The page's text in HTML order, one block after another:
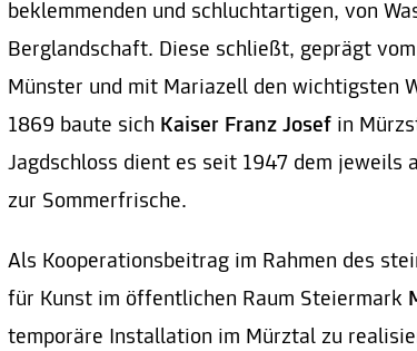
beklemmenden und schluchtartigen, von
Berglandschaft. Diese schließt, geprägt
Münster und mit Mariazell den wichtigsten
1869 baute sich Kaiser Franz Josef in
Jagdschloss dient es seit 1947 dem jeweils
zur Sommerfrische.
Als Kooperationsbeitrag im Rahmen des
für Kunst im öffentlichen Raum Steiermark
temporäre Installation im Mürztal zu